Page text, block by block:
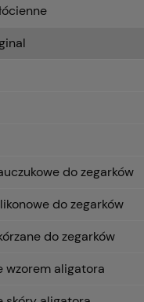
do zegarków
do zegarków
do zegarków
wzorem aligatora